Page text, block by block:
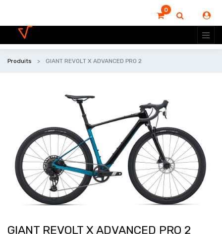
0
Produits GIANT REVOLT X ADVANCED PRO 2
GIANT REVOLT X ADVANCED PRO 2